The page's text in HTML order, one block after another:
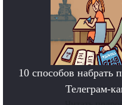
10 способов набрать
Телеграм-